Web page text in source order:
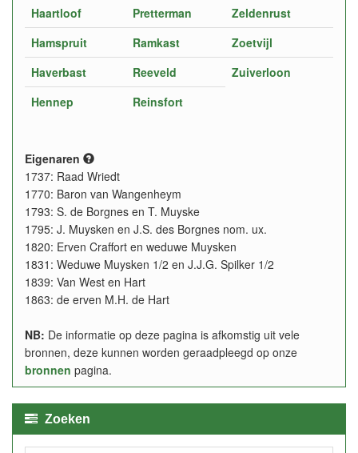
Haartloof
Hamspruit
Haverbast
Hennep
Pretterman
Ramkast
Reeveld
Reinsfort
Zeldenrust
Zoetvijl
Zuiverloon
Eigenaren
1737: Raad Wriedt
1770: Baron van Wangenheym
1793: S. de Borgnes en T. Muyske
1795: J. Muysken en J.S. des Borgnes nom. ux.
1820: Erven Craffort en weduwe Muysken
1831: Weduwe Muysken 1/2 en J.J.G. Spilker 1/2
1839: Van West en Hart
1863: de erven M.H. de Hart
NB: De informatie op deze pagina is afkomstig uit vele
bronnen, deze kunnen worden geraadpleegd op onze
bronnen pagina.
Zoeken